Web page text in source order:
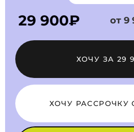
29 900₽ от 9
ХОЧУ ЗА 29
ХОЧУ РАССРОЧКУ